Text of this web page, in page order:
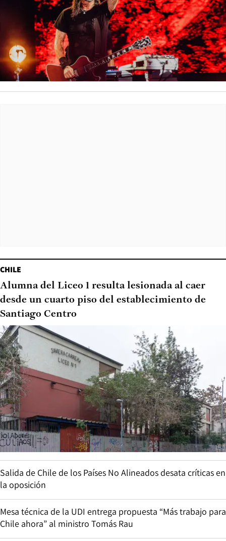
CHILE
Alumna del Liceo 1 resulta lesionada al caer
desde un cuarto piso del establecimiento de
Santiago Centro
Salida de Chile de los Países No Alineados desata críticas en
la oposición
Mesa técnica de la UDI entrega propuesta “Más trabajo para
Chile ahora” al ministro Tomás Rau